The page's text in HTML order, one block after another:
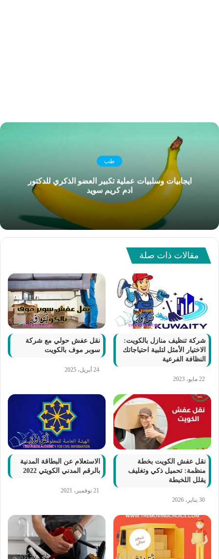
طب
ايجابيات وسلبيات عملية تكبير العضو الذكري للدكتور
ادم كريم سويد
مقالات ذات صلة
شركة تنظيف منازل بالكويت:
الاختيار الأمثل لتلبية احتياجاتك
النظافة الفرعية
22 مايو، 2023
نقل عفش حولي مع شركة
سوبر موف بالكويت
24 أبريل، 2025
نقل عفش الكويت بخطة
منظمة: تحميل ذكي وتغليف
يقلل اللخبطة
30 يناير، 2026
الاستعلام عن البطاقة المدنية
بالرقم المدني الكويتي 2022
21 نوفمبر، 2021